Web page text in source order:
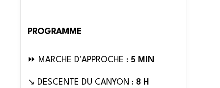
PROGRAMME
⏩ MARCHE D'APPROCHE : 5 MIN
↘️ DESCENTE DU CANYON : 8 H